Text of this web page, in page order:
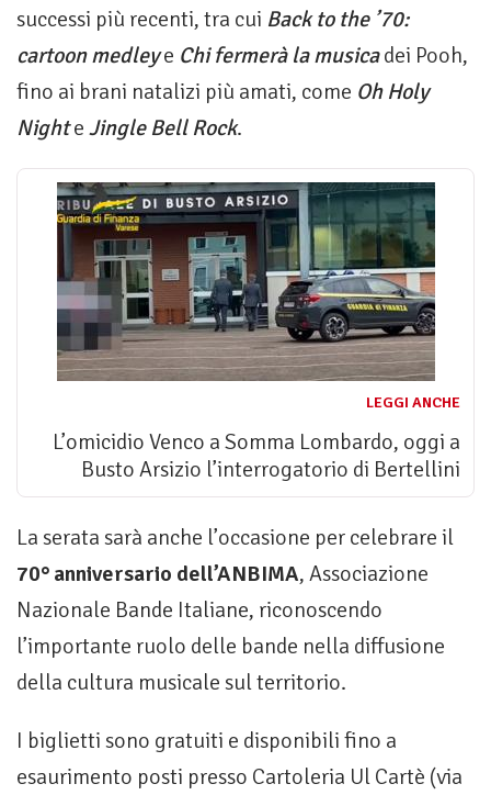
successi più recenti, tra cui Back to the ’70:
cartoon medleye Chi fermerà la musicadei Pooh,
fino ai brani natalizi più amati, come Oh Holy
Nighte Jingle Bell Rock.
LEGGI ANCHE
L’omicidio Venco a Somma Lombardo, oggi a
Busto Arsizio l’interrogatorio di Bertellini
La serata sarà anche l’occasione per celebrare il
70° anniversario dell’ANBIMA, Associazione
Nazionale Bande Italiane, riconoscendo
l’importante ruolo delle bande nella diffusione
della cultura musicale sul territorio.
I biglietti sono gratuiti e disponibili fino a
esaurimento posti presso Cartoleria Ul Cartè (via